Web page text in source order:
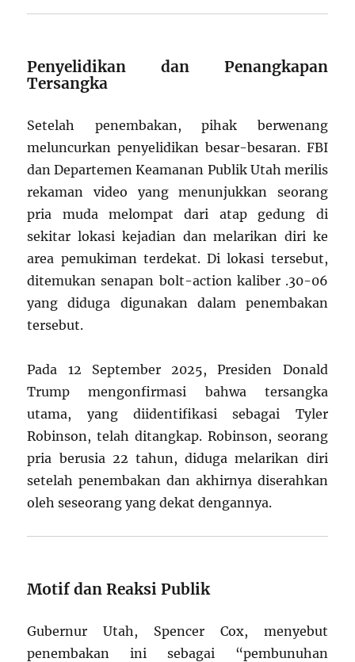
Penyelidikan dan Penangkapan
Tersangka
Setelah penembakan, pihak berwenang
meluncurkan penyelidikan besar-besaran. FBI
dan Departemen Keamanan Publik Utah merilis
rekaman video yang menunjukkan seorang
pria muda melompat dari atap gedung di
sekitar lokasi kejadian dan melarikan diri ke
area pemukiman terdekat. Di lokasi tersebut,
ditemukan senapan bolt-action kaliber .30-06
yang diduga digunakan dalam penembakan
tersebut.
Pada 12 September 2025, Presiden Donald
Trump mengonfirmasi bahwa tersangka
utama, yang diidentifikasi sebagai Tyler
Robinson, telah ditangkap. Robinson, seorang
pria berusia 22 tahun, diduga melarikan diri
setelah penembakan dan akhirnya diserahkan
oleh seseorang yang dekat dengannya.
Motif dan Reaksi Publik
Gubernur Utah, Spencer Cox, menyebut
penembakan ini sebagai “pembunuhan